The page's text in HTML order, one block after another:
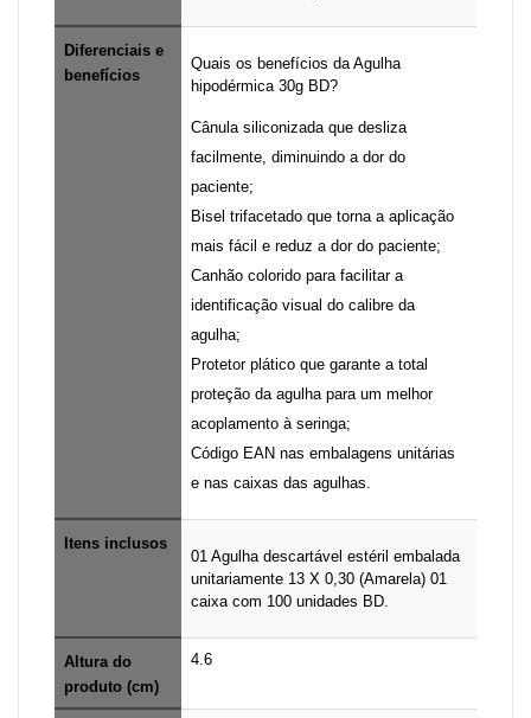
Diferenciais e
benefícios
Quais os benefícios da Agulha
hipodérmica 30g BD?
Cânula siliconizada que desliza
facilmente, diminuindo a dor do
paciente;
Bisel trifacetado que torna a aplicação
mais fácil e reduz a dor do paciente;
Canhão colorido para facilitar a
identificação visual do calibre da
agulha;
Protetor plático que garante a total
proteção da agulha para um melhor
acoplamento à seringa;
Código EAN nas embalagens unitárias
e nas caixas das agulhas.
Itens inclusos
01 Agulha descartável estéril embalada
unitariamente 13 X 0,30 (Amarela) 01
caixa com 100 unidades BD.
Altura do
produto (cm)
4.6